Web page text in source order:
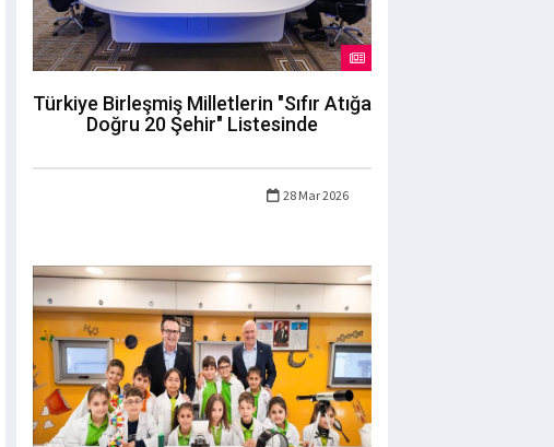
Türkiye Birleşmiş Milletlerin "Sıfır Atığa
Doğru 20 Şehir" Listesinde
28 Mar 2026